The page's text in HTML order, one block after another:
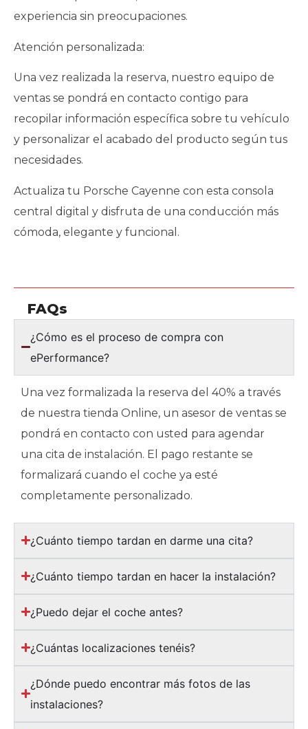
experiencia sin preocupaciones.
Atención personalizada:
Una vez realizada la reserva, nuestro equipo de
ventas se pondrá en contacto contigo para
recopilar información específica sobre tu vehículo
y personalizar el acabado del producto según tus
necesidades.
Actualiza tu Porsche Cayenne con esta consola
central digital y disfruta de una conducción más
cómoda, elegante y funcional.
FAQs
¿Cómo es el proceso de compra con
ePerformance?
Una vez formalizada la reserva del 40% a través
de nuestra tienda Online, un asesor de ventas se
pondrá en contacto con usted para agendar
una cita de instalación. El pago restante se
formalizará cuando el coche ya esté
completamente personalizado.
¿Cuánto tiempo tardan en darme una cita?
¿Cuánto tiempo tardan en hacer la instalación?
¿Puedo dejar el coche antes?
¿Cuántas localizaciones tenéis?
¿Dónde puedo encontrar más fotos de las
instalaciones?